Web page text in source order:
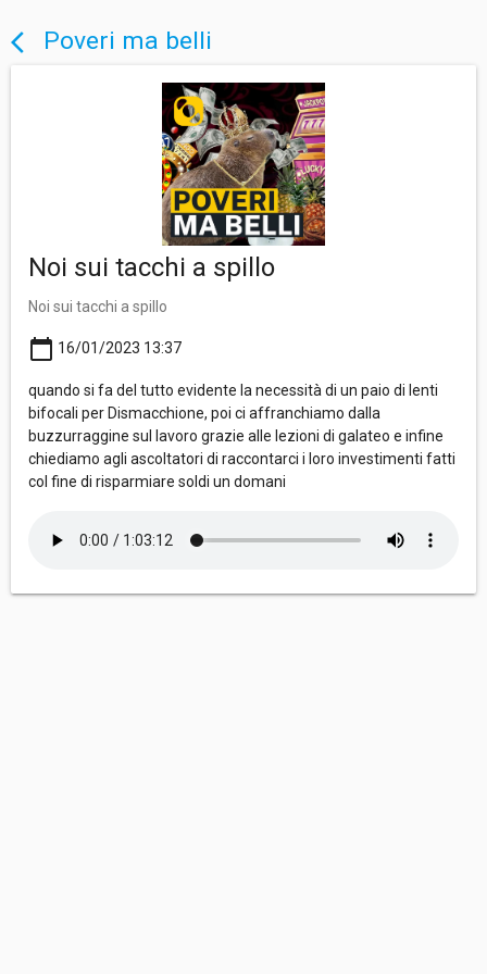
arrow_back_ios Poveri ma belli
Noi sui tacchi a spillo
Noi sui tacchi a spillo
calendar_today 16/01/2023 13:37
quando si fa del tutto evidente la necessità di un paio di lenti
bifocali per Dismacchione, poi ci affranchiamo dalla
buzzurraggine sul lavoro grazie alle lezioni di galateo e infine
chiediamo agli ascoltatori di raccontarci i loro investimenti fatti
col fine di risparmiare soldi un domani